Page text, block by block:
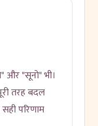
"सूनो" भी।
तरह बदल
परिणाम